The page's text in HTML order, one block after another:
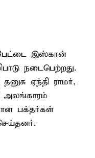
இஸ்கான்
நடைபெற்றது.
ஏந்தி ராமர்,
அலங்காரம்
பக்தர்கள்